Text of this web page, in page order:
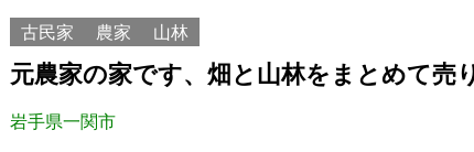
ナハウスなどの宿泊施設経営などにいかがですか。
今は取り壊して建物はありませんが、以前
古民家 農家 山林
元農家の家です、畑と山林をまとめて売
岩手県一関市